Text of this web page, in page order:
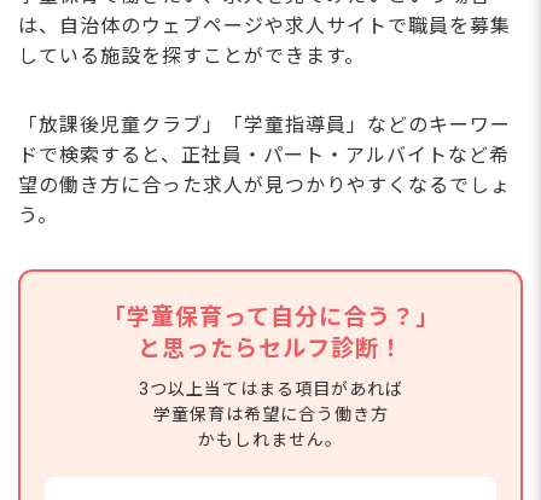
は、自治体のウェブページや求人サイトで職員を募集
している施設を探すことができます。
「放課後児童クラブ」「学童指導員」などのキーワー
ドで検索すると、正社員・パート・アルバイトなど希
望の働き方に合った求人が見つかりやすくなるでしょ
う。
「学童保育って自分に合う？」
と思ったらセルフ診断！
3つ以上当てはまる項目があれば
学童保育は希望に合う働き方
かもしれません。